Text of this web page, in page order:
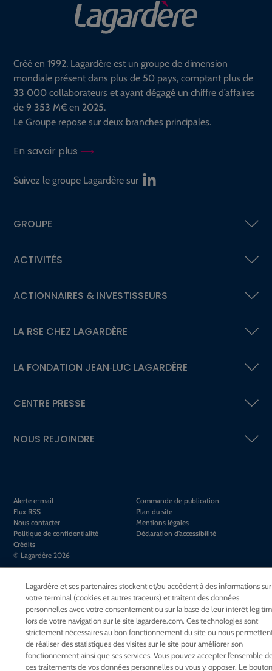
Créé en 1992, Lagardère est un groupe de dimension
mondiale présent dans plus de 50 pays, comptant plus de
33 000 collaborateurs et ayant dégagé un chiffre d’affaires
de 9 353 M€ en 2025.
Le Groupe repose sur deux branches principales.
En savoir plus
Suivez le groupe Lagardère sur
GROUPE
ACTIVITÉS
ACTIONNAIRES & INVESTISSEURS
LA RSE CHEZ LAGARDÈRE
LA FONDATION JEAN‑LUC LAGARDÈRE
CENTRE PRESSE
NOUS REJOINDRE
Alerte e-mail
Commande de publication
Flux RSS
Plan du site
Nous contacter
Mentions légales
Politique de confidentialité
Déclaration d’accessibilité
Crédits
© Lagardère 2026
Lagardère et ses partenaires stockent et/ou accèdent à des informations sur
votre terminal (cookies et autres traceurs) et traitent des données
personnelles avec votre consentement ou sur la base de leur intérêt
lors de votre navigation sur le site lagardere.com. Ces technologies sont
strictement nécessaires au bon fonctionnement du site ou nous
de réaliser des statistiques des visites sur le site pour améliorer son
fonctionnement ainsi que ses services. Vous pouvez accepter l’ensemble
ces traitements de vos données personnelles ou vous y opposer. Le